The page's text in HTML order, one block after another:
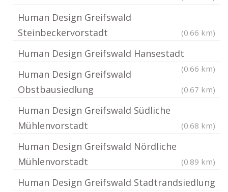
Human Design Greifswald
Steinbeckervorstadt
(0.66 km)
Human Design Greifswald Hansestadt
(0.66 km)
Human Design Greifswald
Obstbausiedlung
(0.67 km)
Human Design Greifswald Südliche
Mühlenvorstadt
(0.68 km)
Human Design Greifswald Nördliche
Mühlenvorstadt
(0.89 km)
Human Design Greifswald Stadtrandsiedlung